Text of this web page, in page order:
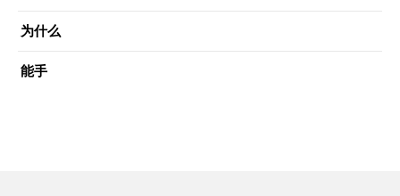
为什么
能手